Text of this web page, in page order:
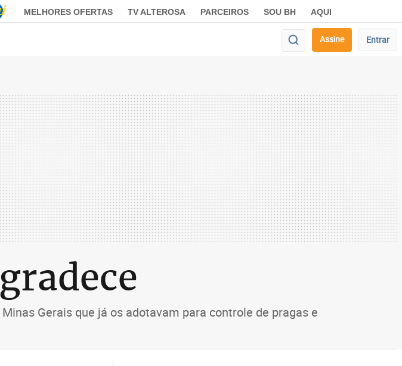
MELHORES OFERTAS TV ALTEROSA PARCEIROS SOU BH AQUI
Assine Entrar
Gerais que já os adotavam para controle de pragas e